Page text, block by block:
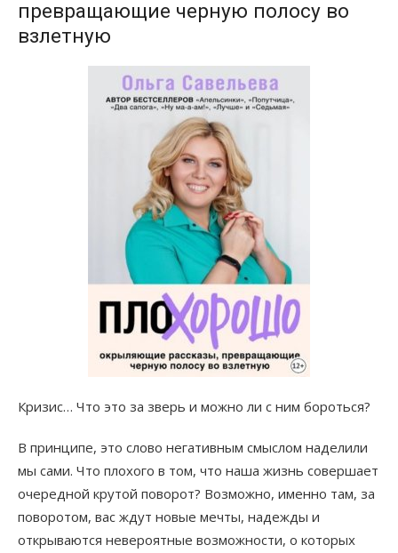
превращающие черную полосу во
взлетную
Кризис… Что это за зверь и можно ли с ним бороться?
В принципе, это слово негативным смыслом наделили
мы сами. Что плохого в том, что наша жизнь совершает
очередной крутой поворот? Возможно, именно там, за
поворотом, вас ждут новые мечты, надежды и
открываются невероятные возможности, о которых